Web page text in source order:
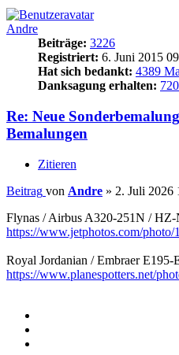
Andre
Beiträge: 3226
Registriert: 6. Juni 2015
Hat sich bedankt: 4389
Danksagung erhalten:
Re: Neue
Bemalungen
Zitieren
Beitrag von Andre » 2. Juli 2026
Flynas / Airbus A320-251N / HZ-
https://www.jetphotos.com/photo/
Royal Jordanian / Embraer
https://www.planespotters.net/